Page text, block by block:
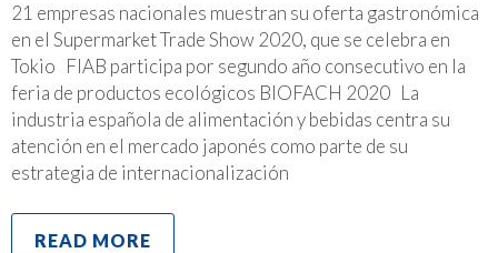
21 empresas nacionales muestran su oferta gastronómica
en el Supermarket Trade Show 2020, que se celebra en
Tokio FIAB participa por segundo año consecutivo en la
feria de productos ecológicos BIOFACH 2020 La
industria española de alimentación y bebidas centra su
atención en el mercado japonés como parte de su
estrategia de internacionalización
READ MORE